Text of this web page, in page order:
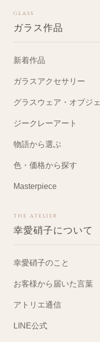
GLASS
ガラス作品
新着作品
ガラスアクセサリー
グラスウェア・オブジェ
ジークレーアート
物語から選ぶ
色・価格から探す
Masterpiece
THE ATELIER
幸愛硝子について
幸愛硝子のこと
お客様から届いた言葉
アトリエ通信
LINE公式